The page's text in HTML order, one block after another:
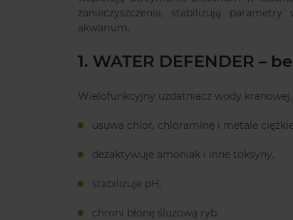
zanieczyszczenia, stabilizują
akwarium.
1. WATER DEFENDER –
Wielofunkcyjny uzdatniacz wody
usuwa chlor, chloraminę i metale
dezaktywuje amoniak i inne toksyny,
stabilizuje pH,
chroni błonę śluzową ryb.